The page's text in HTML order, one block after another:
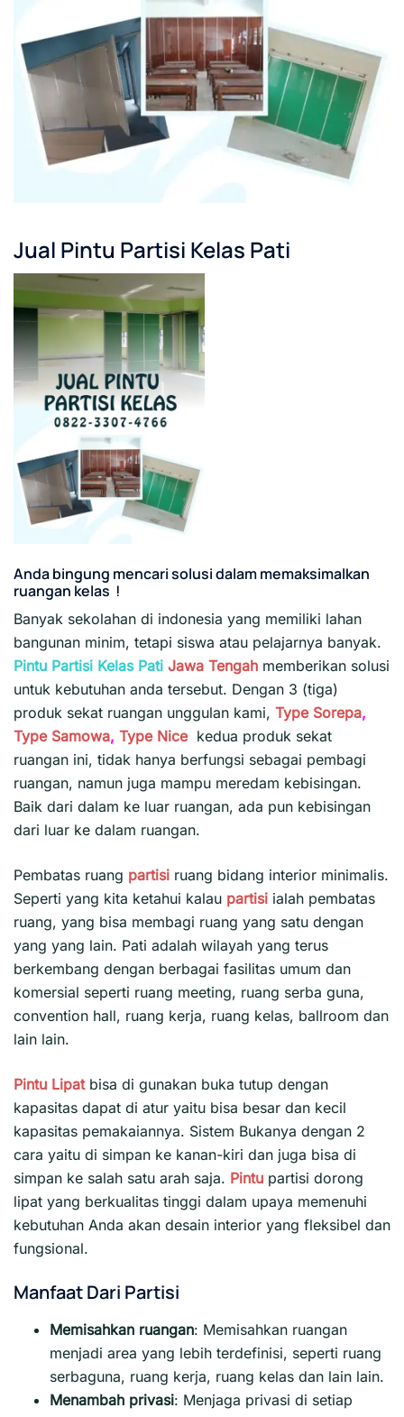
Jual Pintu Partisi Kelas Pati
Anda bingung mencari solusi dalam memaksimalkan
ruangan kelas !
Banyak sekolahan di indonesia yang memiliki lahan
bangunan minim, tetapi siswa atau pelajarnya banyak.
Pintu Partisi Kelas Pati Jawa Tengah memberikan solusi
untuk kebutuhan anda tersebut. Dengan 3 (tiga)
produk sekat ruangan unggulan kami, Type Sorepa,
Type Samowa, Type Nice kedua produk sekat
ruangan ini, tidak hanya berfungsi sebagai pembagi
ruangan, namun juga mampu meredam kebisingan.
Baik dari dalam ke luar ruangan, ada pun kebisingan
dari luar ke dalam ruangan.
Pembatas ruang partisi ruang bidang interior minimalis.
Seperti yang kita ketahui kalau partisi ialah pembatas
ruang, yang bisa membagi ruang yang satu dengan
yang yang lain. Pati adalah wilayah yang terus
berkembang dengan berbagai fasilitas umum dan
komersial seperti ruang meeting, ruang serba guna,
convention hall, ruang kerja, ruang kelas, ballroom dan
lain lain.
Pintu Lipat bisa di gunakan buka tutup dengan
kapasitas dapat di atur yaitu bisa besar dan kecil
kapasitas pemakaiannya. Sistem Bukanya dengan 2
cara yaitu di simpan ke kanan-kiri dan juga bisa di
simpan ke salah satu arah saja. Pintu partisi dorong
lipat yang berkualitas tinggi dalam upaya memenuhi
kebutuhan Anda akan desain interior yang fleksibel dan
fungsional.
Manfaat Dari Partisi
Memisahkan ruangan: Memisahkan ruangan
menjadi area yang lebih terdefinisi, seperti ruang
serbaguna, ruang kerja, ruang kelas dan lain lain.
Menambah privasi: Menjaga privasi di setiap